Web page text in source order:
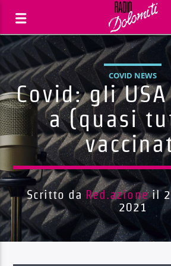
Traccia corrente
Titolo
COVID NEWS
Covid: gli
a (quasi
Scritto da Red.azioneil
2021